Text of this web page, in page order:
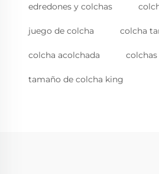
edredones y colchas
juego de colcha colcha
colcha acolchada
tamaño de colcha king